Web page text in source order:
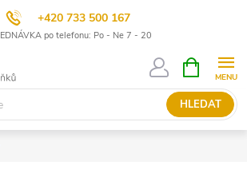
+420 733 500 167
po telefonu: Po - Ne 7 - 20
HLEDAT
NÁKUPNÍ
KOŠÍK